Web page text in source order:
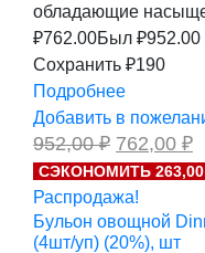
обладающие
₽762.00Был ₽952.00
Сохранить ₽190
Подробнее
Добавить в
952,00₽
цена
952,00 ₽.
762,00 ₽
СЭКОНОМИТЬ 263,00
Распродажа!
Бульон овощной
(4шт/уп) (20%), шт